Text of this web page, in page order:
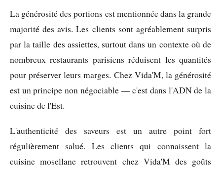
La générosité des portions est mentionnée dans la grande
majorité des avis. Les clients sont agréablement surpris
par la taille des assiettes, surtout dans un contexte où de
nombreux restaurants parisiens réduisent les quantités
pour préserver leurs marges. Chez Vida'M, la générosité
est un principe non négociable — c'est dans l'ADN de la
cuisine de l'Est.
L'authenticité des saveurs est un autre point fort
régulièrement salué. Les clients qui connaissent la
cuisine mosellane retrouvent chez Vida'M des goûts